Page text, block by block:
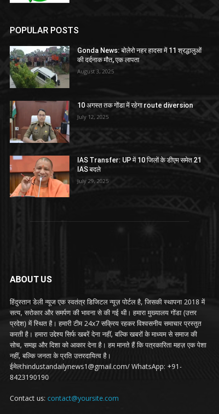
POPULAR POSTS
Gonda News: बोलेरो नहर हादसा में 11 श्रद्धालुओं
की दर्दनाक मौत, एक लापता
August 3, 2025
10 अगस्त तक गोंडा में रहेगा route diversion
July 12, 2025
IAS Transfer: UP में 10 जिलों के डीएम समेत 21
IAS बदले
July 29, 2025
ABOUT US
हिंदुस्तान डेली न्यूज एक स्वतंत्र डिजिटल न्यूज़ पोर्टल है, जिसकी स्थापना 2018 में
सत्य, सरोकार और समर्पण की भावना से की गई थी। हमारा मुख्यालय गोंडा (उत्तर
प्रदेश) में स्थित है। हमारी टीम 24x7 सक्रिय रहकर विश्वसनीय समाचार प्रस्तुत
करती है। हमारा उद्देश्य सिर्फ खबरें देना नहीं, बल्कि खबरों के माध्यम से समाज की
सोच, समझ और दिशा को आकार देना है। हम मानते हैं कि पत्रकारिता महज़ एक पेशा
नहीं, बल्कि जनता के प्रति उत्तरदायित्व है।
ईमेल:hindustandailynews1@gmail.com/ WhatsApp: +91-
8423190190
Contact us: contact@yoursite.com